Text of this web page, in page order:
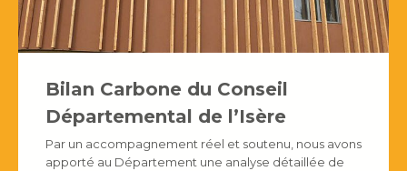
Bilan Carbone du Conseil
Départemental de l’Isère
Par un accompagnement réel et soutenu, nous avons
apporté au Département une analyse détaillée de